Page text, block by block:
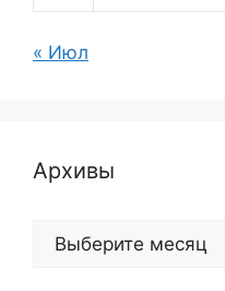
« Июл
Архивы
Архивы